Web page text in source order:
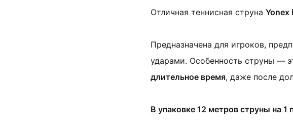
Отличная теннисная струна Yonex
Предназначена для игроков,
ударами. Особенность струны —
длительное время, даже после
В упаковке 12 метров струны на 1